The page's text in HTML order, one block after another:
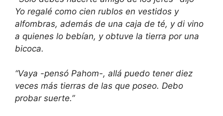
Yo regalé como cien rublos en vestidos y
alfombras, además de una caja de té, y di vino
a quienes lo bebían, y obtuve la tierra por una
bicoca.
“Vaya -pensó Pahom-, allá puedo tener diez
veces más tierras de las que poseo. Debo
probar suerte.”